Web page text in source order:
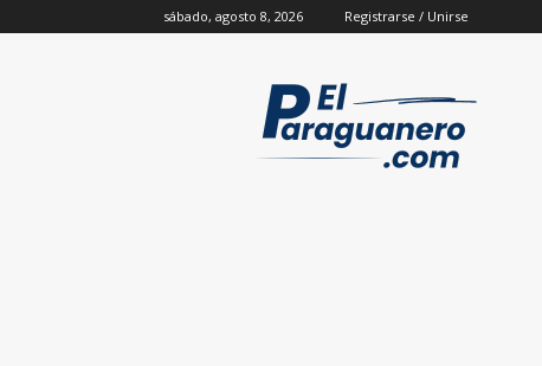
sábado, agosto 8, 2026 Registrarse / Unirse